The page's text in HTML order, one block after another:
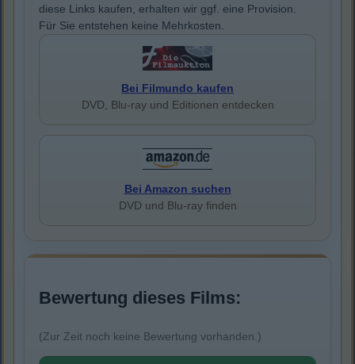
diese Links kaufen, erhalten wir ggf. eine Provision.
Für Sie entstehen keine Mehrkosten.
Bei Filmundo kaufen
DVD, Blu-ray und Editionen entdecken
Bei Amazon suchen
DVD und Blu-ray finden
Bewertung dieses Films:
(Zur Zeit noch keine Bewertung vorhanden.)